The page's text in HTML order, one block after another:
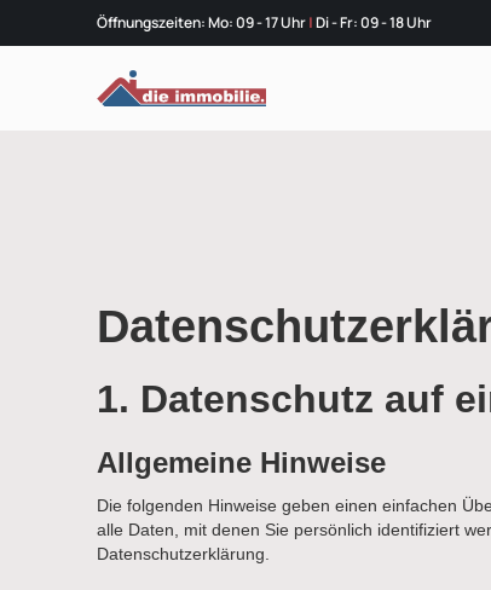
Öffnungszeiten: Mo: 09 - 17 Uhr|Di - Fr: 09 - 18 Uhr
1. Datenschutz auf
Allgemeine Hinweise
Die folgenden Hinweise geben einen einfachen
alle Daten, mit denen Sie persönlich identifiziert
Datenschutzerklärung.